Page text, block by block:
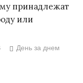
принадлежат
или
День за днем